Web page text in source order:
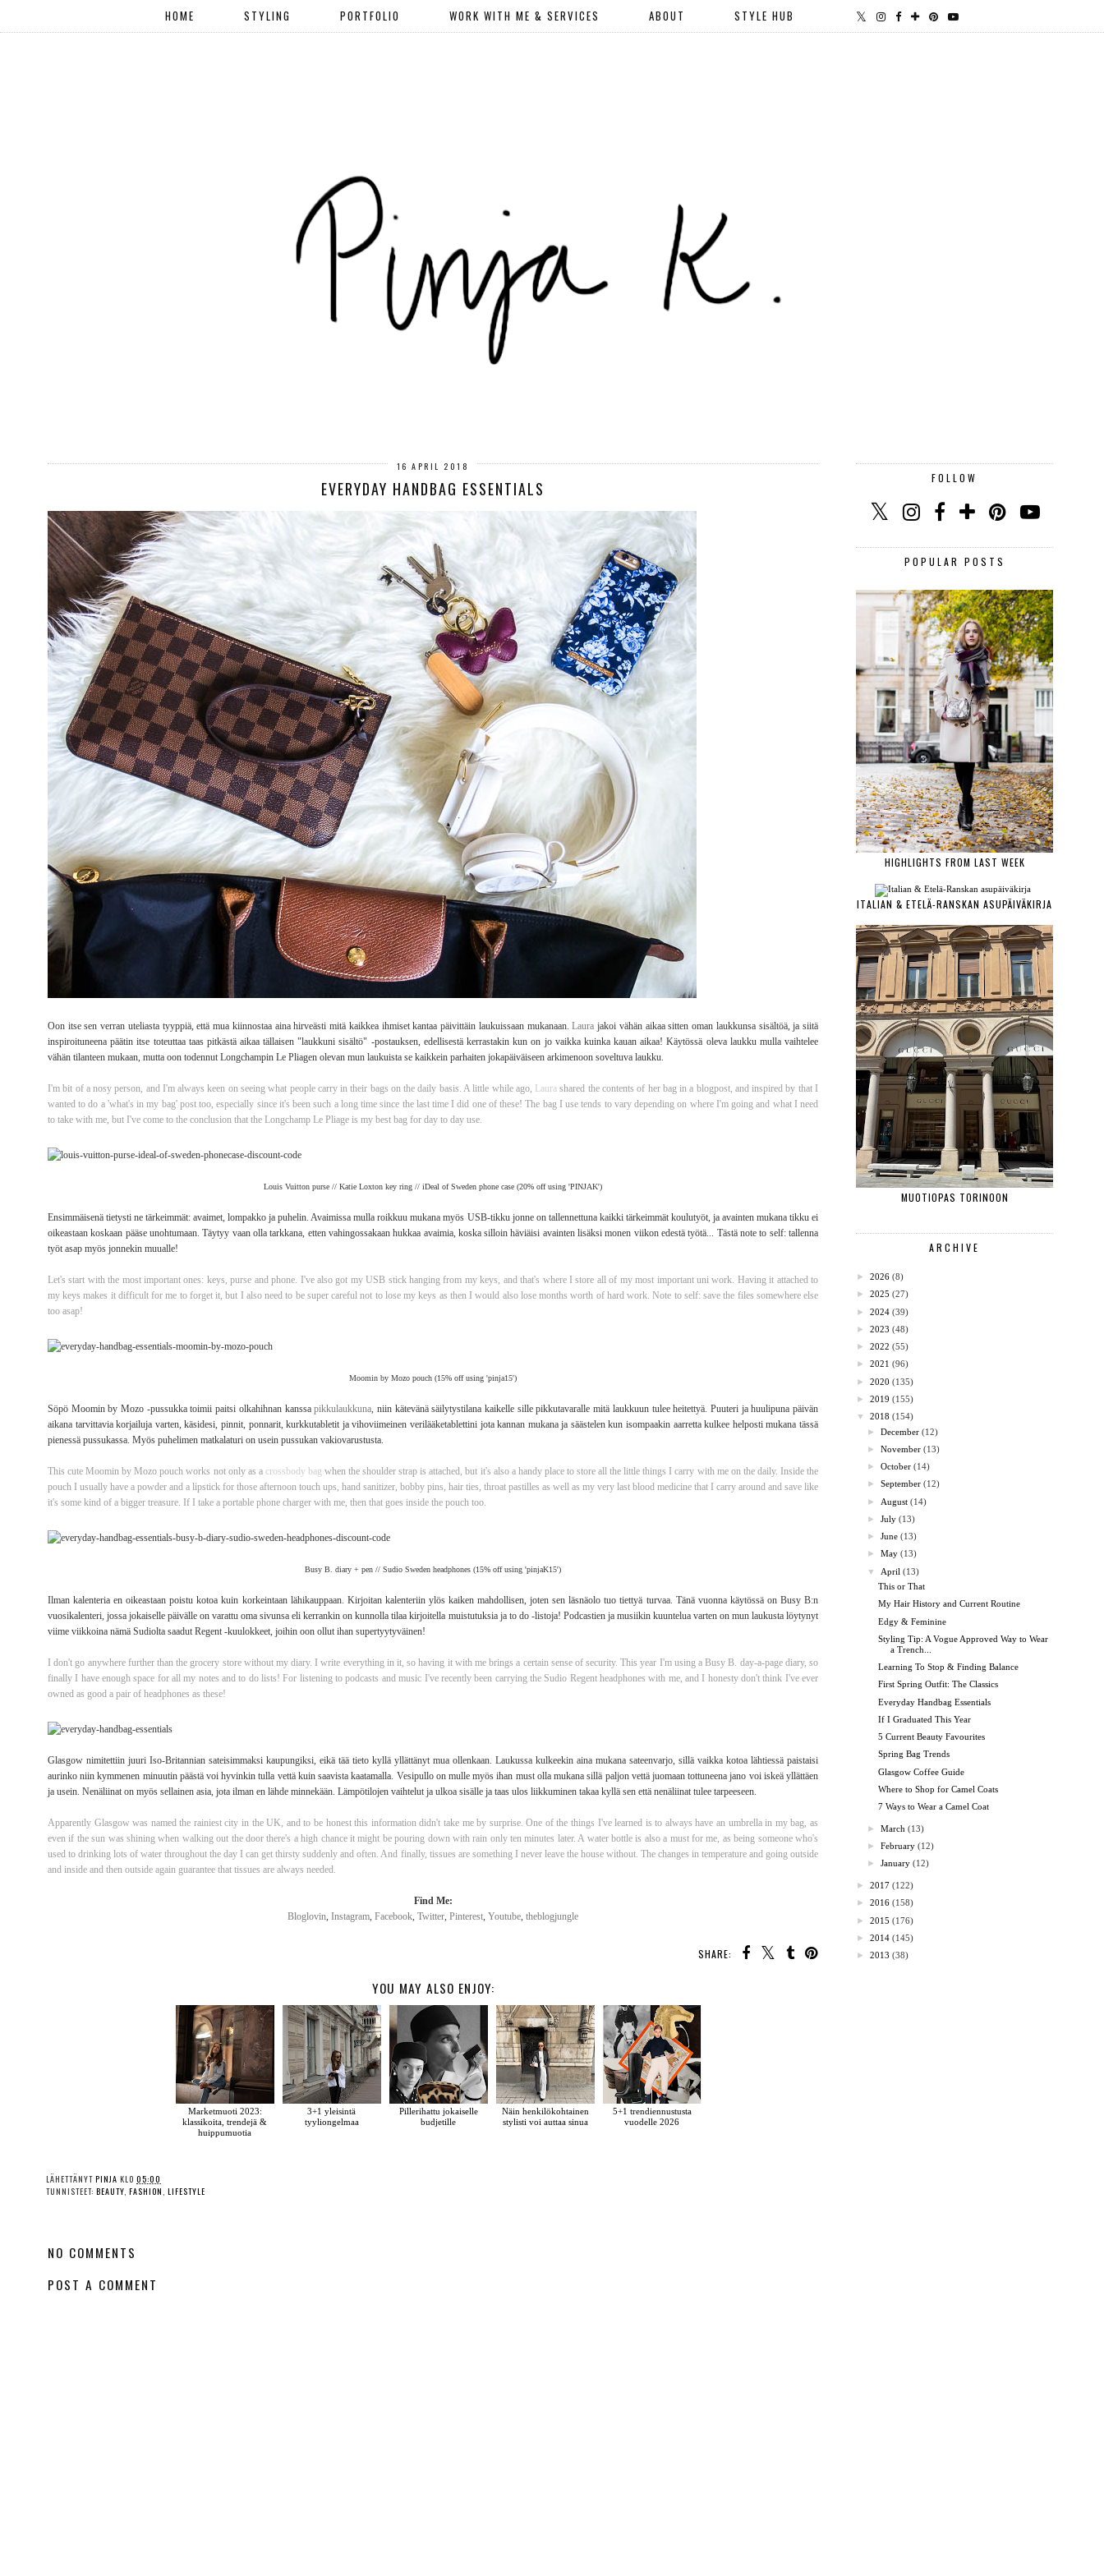
HOME STYLING PORTFOLIO WORK WITH ME & SERVICES ABOUT STYLE HUB
16 APRIL 2018
EVERYDAY HANDBAG ESSENTIALS
Oon itse sen verran uteliasta tyyppiä, että mua kiinnostaa aina hirveästi mitä kaikkea ihmiset kantaa päivittäin laukuissaan mukanaan.Laura jakoi vähän aikaa sitten oman laukkunsa sisältöä, ja siitä
inspiroituneena päätin itse toteuttaa taas pitkästä aikaa tällaisen "laukkuni sisältö" -postauksen, edellisestä kerrastakin kun on jo vaikka kuinka kauan aikaa! Käytössä oleva laukku mulla vaihtelee
vähän tilanteen mukaan, mutta oon todennut Longchampin Le Pliagen olevan mun laukuista se kaikkein parhaiten jokapäiväiseen arkimenoon soveltuva laukku.
I'm bit of a nosy person, and I'm always keen on seeing what people carry in their bags on the daily basis. A little while ago, Laura shared the contents of her bag in a blogpost, and inspired by that I
wanted to do a 'what's in my bag' post too, especially since it's been such a long time since the last time I did one of these! The bag I use tends to vary depending on where I'm going and what I need
to take with me, but I've come to the conclusion that the Longchamp Le Pliage is my best bag for day to day use.
Louis Vuitton purse // Katie Loxton key ring // iDeal of Sweden phone case (20% off using 'PINJAK')
Ensimmäisenä tietysti ne tärkeimmät: avaimet, lompakko ja puhelin. Avaimissa mulla roikkuu mukana myös USB-tikku jonne on tallennettuna kaikki tärkeimmät koulutyöt, ja avainten mukana tikku ei
oikeastaan koskaan pääse unohtumaan. Täytyy vaan olla tarkkana, etten vahingossakaan hukkaa avaimia, koska silloin häviäisi avainten lisäksi monen viikon edestä työtä... Tästä note to self: tallenna
työt asap myös jonnekin muualle!
Let's start with the most important ones: keys, purse and phone. I've also got my USB stick hanging from my keys, and that's where I store all of my most important uni work. Having it attached to
my keys makes it difficult for me to forget it, but I also need to be super careful not to lose my keys as then I would also lose months worth of hard work. Note to self: save the files somewhere else
too asap!
Moomin by Mozo pouch (15% off using 'pinja15')
Söpö Moomin by Mozo -pussukka toimii paitsi olkahihnan kanssapikkulaukkuna, niin kätevänä säilytystilana kaikelle sille pikkutavaralle mitä laukkuun tulee heitettyä. Puuteri ja huulipuna päivän
aikana tarvittavia korjailuja varten, käsidesi, pinnit, ponnarit, kurkkutabletit ja vihoviimeinen verilääketablettini jota kannan mukana ja säästelen kun isompaakin aarretta kulkee helposti mukana tässä
pienessä pussukassa. Myös puhelimen matkalaturi on usein pussukan vakiovarustusta.
This cute Moomin by Mozo pouch works not only as a crossbody bag when the shoulder strap is attached, but it's also a handy place to store all the little things I carry with me on the daily. Inside the
pouch I usually have a powder and a lipstick for those afternoon touch ups, hand sanitizer, bobby pins, hair ties, throat pastilles as well as my very last blood medicine that I carry around and save like
it's some kind of a bigger treasure. If I take a portable phone charger with me, then that goes inside the pouch too.
Busy B. diary + pen // Sudio Sweden headphones (15% off using 'pinjaK15')
Ilman kalenteria en oikeastaan poistu kotoa kuin korkeintaan lähikauppaan. Kirjoitan kalenteriin ylös kaiken mahdollisen, joten sen läsnäolo tuo tiettyä turvaa. Tänä vuonna käytössä on Busy B:n
vuosikalenteri, jossa jokaiselle päivälle on varattu oma sivunsa eli kerrankin on kunnolla tilaa kirjoitella muistutuksia ja to do -listoja! Podcastien ja musiikin kuuntelua varten on mun laukusta löytynyt
viime viikkoina nämä Sudiolta saadut Regent -kuulokkeet, joihin oon ollut ihan supertyytyväinen!
I don't go anywhere further than the grocery store without my diary. I write everything in it, so having it with me brings a certain sense of security. This year I'm using a Busy B. day-a-page diary, so
finally I have enough space for all my notes and to do lists! For listening to podcasts and music I've recently been carrying the Sudio Regent headphones with me, and I honesty don't think I've ever
owned as good a pair of headphones as these!
Glasgow nimitettiin juuri Iso-Britannian sateisimmaksi kaupungiksi, eikä tää tieto kyllä yllättänyt mua ollenkaan. Laukussa kulkeekin aina mukana sateenvarjo, sillä vaikka kotoa lähtiessä paistaisi
aurinko niin kymmenen minuutin päästä voi hyvinkin tulla vettä kuin saavista kaatamalla. Vesipullo on mulle myös ihan must olla mukana sillä paljon vettä juomaan tottuneena jano voi iskeä yllättäen
ja usein. Nenäliinat on myös sellainen asia, jota ilman en lähde minnekään. Lämpötilojen vaihtelut ja ulkoa sisälle ja taas ulos liikkuminen takaa kyllä sen että nenäliinat tulee tarpeeseen.
Apparently Glasgow was named the rainiest city in the UK, and to be honest this information didn't take me by surprise. One of the things I've learned is to always have an umbrella in my bag, as
even if the sun was shining when walking out the door there's a high chance it might be pouring down with rain only ten minutes later. A water bottle is also a must for me, as being someone who's
used to drinking lots of water throughout the day I can get thirsty suddenly and often. And finally, tissues are something I never leave the house without. The changes in temperature and going outside
and inside and then outside again guarantee that tissues are always needed.
Find Me:
Bloglovin, Instagram, Facebook, Twitter, Pinterest, Youtube, theblogjungle
SHARE:
YOU MAY ALSO ENJOY:
Marketmuoti 2023:
klassikoita, trendejä &
huippumuotia
3+1 yleisintä
tyyliongelmaa
Pillerihattu jokaiselle
budjetille
Näin henkilökohtainen
stylisti voi auttaa sinua
5+1 trendiennustusta
vuodelle 2026
LÄHETTÄNYT PINJA KLO 05:00
TUNNISTEET: BEAUTY, FASHION , LIFESTYLE
NO COMMENTS
POST A COMMENT
FOLLOW
POPULAR POSTS
HIGHLIGHTS FROM LAST WEEK
ITALIAN & ETELÄ-RANSKAN ASUPÄIVÄKIRJA
MUOTIOPAS TORINOON
ARCHIVE
► 2026 (8)
► 2025 (27)
► 2024 (39)
► 2023 (48)
► 2022 (55)
► 2021 (96)
► 2020 (135)
► 2019 (155)
▼
2018 (154)
►December (12)
►November (13)
►October (14)
►September (12)
► August (14)
►July (13)
►June (13)
►May (13)
▼
April (13)
This or That
My Hair History and Current Routine
Edgy & Feminine
Styling Tip: A Vogue Approved Way to Wear
a Trench...
Learning To Stop & Finding Balance
First Spring Outfit: The Classics
Everyday Handbag Essentials
If I Graduated This Year
5 Current Beauty Favourites
Spring Bag Trends
Glasgow Coffee Guide
Where to Shop for Camel Coats
7 Ways to Wear a Camel Coat
►March (13)
►February (12)
►January (12)
► 2017 (122)
► 2016 (158)
► 2015 (176)
► 2014 (145)
► 2013 (38)